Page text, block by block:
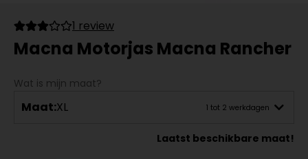
1 review
Macna Motorjas Macna Rancher
Wat is mijn maat?
Maat:XL 1 tot 2 werkdagen
Laatst beschikbare maat!